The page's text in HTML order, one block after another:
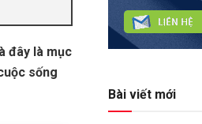
đây là mục
sống
Bài viết mới